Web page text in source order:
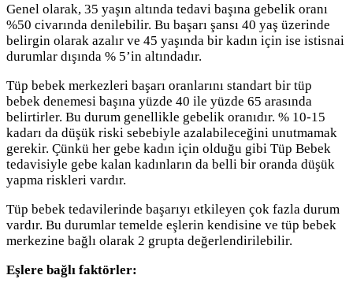
Genel olarak, 35 yaşın altında tedavi başına gebelik oranı
%50 civarında denilebilir. Bu başarı şansı 40 yaş üzerinde
belirgin olarak azalır ve 45 yaşında bir kadın için ise istisnai
durumlar dışında % 5’in altındadır.
Tüp bebek merkezleri başarı oranlarını standart bir tüp
bebek denemesi başına yüzde 40 ile yüzde 65 arasında
belirtirler. Bu durum genellikle gebelik oranıdır. % 10-15
kadarı da düşük riski sebebiyle azalabileceğini unutmamak
gerekir. Çünkü her gebe kadın için olduğu gibi Tüp Bebek
tedavisiyle gebe kalan kadınların da belli bir oranda düşük
yapma riskleri vardır.
Tüp bebek tedavilerinde başarıyı etkileyen çok fazla durum
vardır. Bu durumlar temelde eşlerin kendisine ve tüp bebek
merkezine bağlı olarak 2 grupta değerlendirilebilir.
Eşlere bağlı faktörler: